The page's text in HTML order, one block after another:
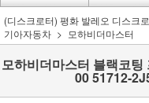
(디스크로터) 평화 발레오 디스크
기아자동차
모하비더마스터
모하비더마스터 블랙코
00 51712-